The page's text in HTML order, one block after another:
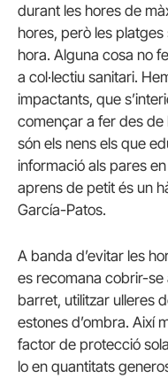
durant les hores de
hores, però les
hora. Alguna cosa no
a col·lectiu sanitari.
impactants, que
començar a fer des de
són els nens els que
informació als pares
aprens de petit és un
García-Patos.
A banda d’evitar les
es recomana cobrir-
barret, utilitzar ulleres
estones d’ombra. Així
factor de protecció
lo en quantitats